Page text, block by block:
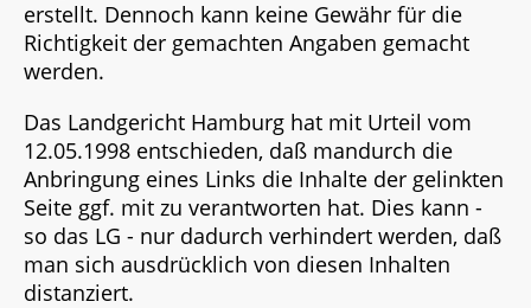
erstellt. Dennoch kann keine Gewähr für die
Richtigkeit der gemachten Angaben gemacht
werden.
Das Landgericht Hamburg hat mit Urteil vom
12.05.1998 entschieden, daß mandurch die
Anbringung eines Links die Inhalte der gelinkten
Seite ggf. mit zu verantworten hat. Dies kann -
so das LG - nur dadurch verhindert werden, daß
man sich ausdrücklich von diesen Inhalten
distanziert.